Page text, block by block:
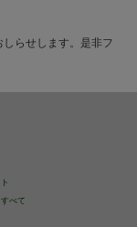
らせします。是非フ
べて